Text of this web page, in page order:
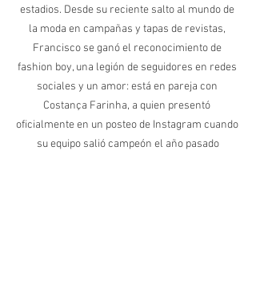
estadios. Desde su reciente salto al mundo de
la moda en campañas y tapas de revistas,
Francisco se ganó el reconocimiento de
fashion boy, una legión de seguidores en redes
sociales y un amor: está en pareja con
Costança Farinha, a quien presentó
oficialmente en un posteo de Instagram cuando
su equipo salió campeón el año pasado